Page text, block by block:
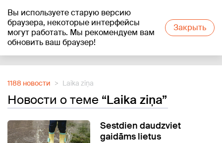
Вы используете старую версию
браузера, некоторые интерфейсы
могут работать. Мы рекомендуем вам
обновить ваш браузер!
Закрыть
+20°C
1188 новости Laika ziņa
Новости о теме “Laika ziņa”
Sestdien daudzviet
gaidāms lietus